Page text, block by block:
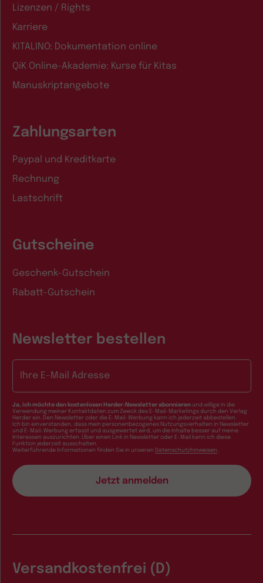
Lizenzen / Rights
Karriere
KITALINO: Dokumentation online
QiK Online-Akademie: Kurse für Kitas
Manuskriptangebote
Zahlungsarten
Paypal und Kreditkarte
Rechnung
Lastschrift
Gutscheine
Geschenk-Gutschein
Rabatt-Gutschein
Newsletter bestellen
Ja, ich möchte den kostenlosen Herder-Newsletter abonnieren und willige in die
Verwendung meiner Kontaktdaten zum Zweck des E-Mail-Marketings durch den Verlag
Herder ein. Den Newsletter oder die E-Mail-Werbung kann ich jederzeit abbestellen.
Ich bin einverstanden, dass mein personenbezogenes Nutzungsverhalten in Newsletter
und E-Mail-Werbung erfasst und ausgewertet wird, um die Inhalte besser auf meine
Interessen auszurichten. Über einen Link in Newsletter oder E-Mail kann ich diese
Funktion jederzeit ausschalten.
Weiterführende Informationen finden Sie in unseren Datenschutzhinweisen
Versandkostenfrei (D)